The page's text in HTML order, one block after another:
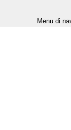
Menu di